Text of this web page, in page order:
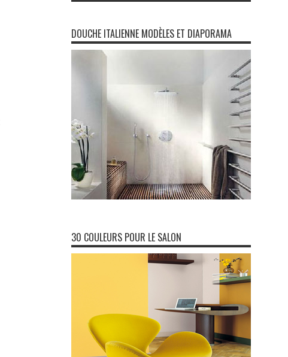
DOUCHE ITALIENNE MODÈLES ET DIAPORAMA
30 COULEURS POUR LE SALON